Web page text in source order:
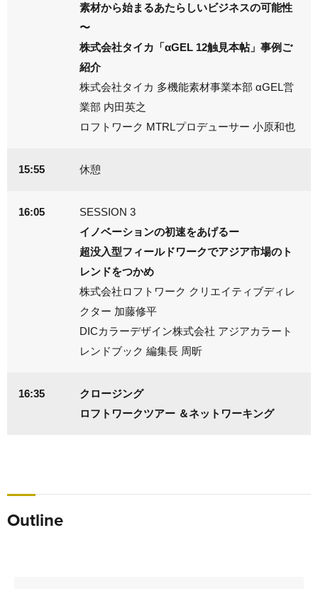
素材から始まるあたらしいビジネスの可能性
〜
株式会社タイカ「αGEL 12触見本帖」事例ご
紹介
株式会社タイカ 多機能素材事業本部 αGEL営
業部 内田英之
ロフトワーク MTRLプロデューサー 小原和也
15:55 休憩
16:05
SESSION 3
イノベーションの初速をあげるー
超没入型フィールドワークでアジア市場のト
レンドをつかめ
株式会社ロフトワーク クリエイティブディレ
クター 加藤修平
DICカラーデザイン株式会社 アジアカラート
レンドブック 編集長 周昕
16:35
クロージング
ロフトワークツアー ＆ネットワーキング
Outline